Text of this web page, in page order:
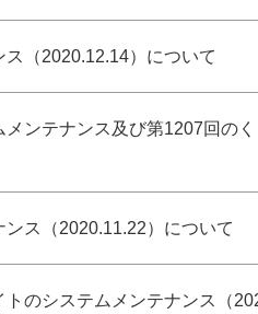
（2020.12.14）について
メンテナンス及び第1207回の
ス（2020.11.22）について
のシステムメンテナンス（